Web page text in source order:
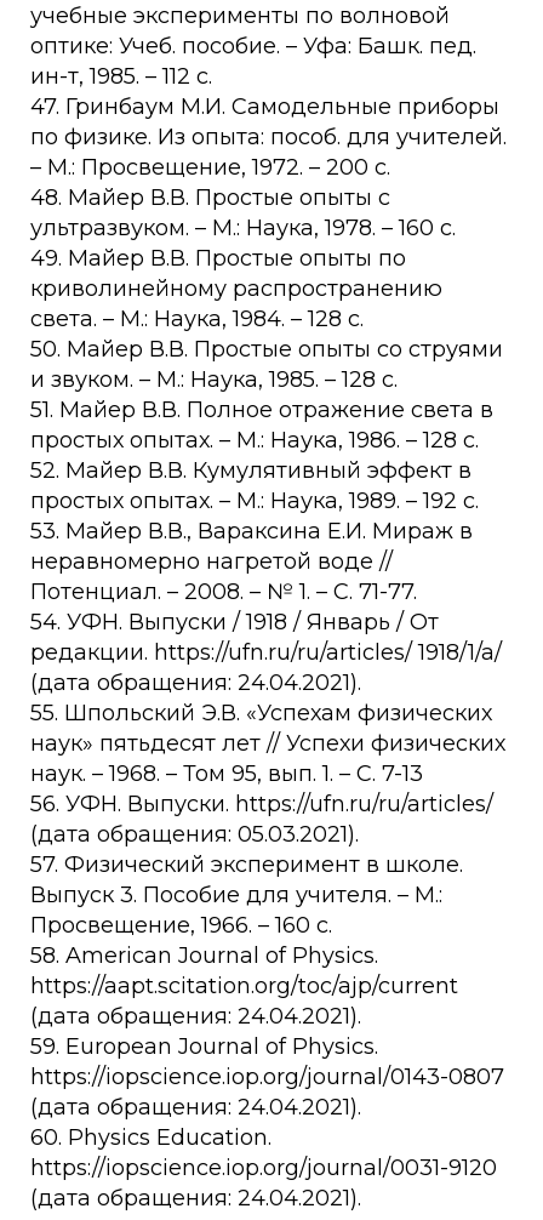
учебные эксперименты по волновой
оптике: Учеб. пособие. – Уфа: Башк. пед.
ин-т, 1985. – 112 с.
47. Гринбаум М.И. Самодельные приборы
по физике. Из опыта: пособ. для учителей.
– М.: Просвещение, 1972. – 200 с.
48. Майер В.В. Простые опыты с
ультразвуком. – М.: Наука, 1978. – 160 с.
49. Майер В.В. Простые опыты по
криволинейному распространению
света. – М.: Наука, 1984. – 128 с.
50. Майер В.В. Простые опыты со струями
и звуком. – М.: Наука, 1985. – 128 с.
51. Майер В.В. Полное отражение света в
простых опытах. – М.: Наука, 1986. – 128 с.
52. Майер В.В. Кумулятивный эффект в
простых опытах. – М.: Наука, 1989. – 192 с.
53. Майер В.В., Вараксина Е.И. Мираж в
неравномерно нагретой воде //
Потенциал. – 2008. – № 1. – C. 71-77.
54. УФН. Выпуски / 1918 / Январь / От
редакции. https://ufn.ru/ru/articles/ 1918/1/a/
(дата обращения: 24.04.2021).
55. Шпольский Э.В. «Успехам физических
наук» пятьдесят лет // Успехи физических
наук. – 1968. – Том 95, вып. 1. – С. 7-13
56. УФН. Выпуски. https://ufn.ru/ru/articles/
(дата обращения: 05.03.2021).
57. Физический эксперимент в школе.
Выпуск 3. Пособие для учителя. – М.:
Просвещение, 1966. – 160 с.
58. American Journal of Physics.
https://aapt.scitation.org/toc/ajp/current
(дата обращения: 24.04.2021).
59. European Journal of Physics.
https://iopscience.iop.org/journal/0143-0807
(дата обращения: 24.04.2021).
60. Physics Education.
https://iopscience.iop.org/journal/0031-9120
(дата обращения: 24.04.2021).